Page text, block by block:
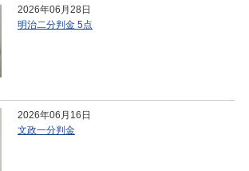
2026年06月28日
明治二分判金 5点
2026年06月16日
文政一分判金